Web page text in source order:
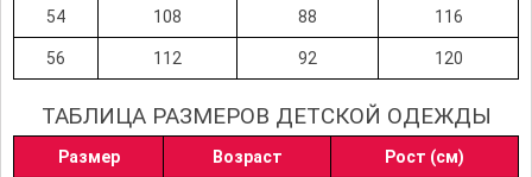
54 108 88 116
56 112 92 120
ТАБЛИЦА РАЗМЕРОВ ДЕТСКОЙ ОДЕЖДЫ
Размер Возраст Рост (см)